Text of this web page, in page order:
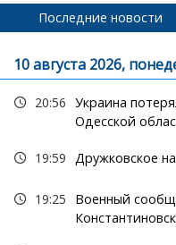
Последние новости
10 августа 2026,
20:56 Украина
Одесской
19:59 Дружковское
19:25
Военный